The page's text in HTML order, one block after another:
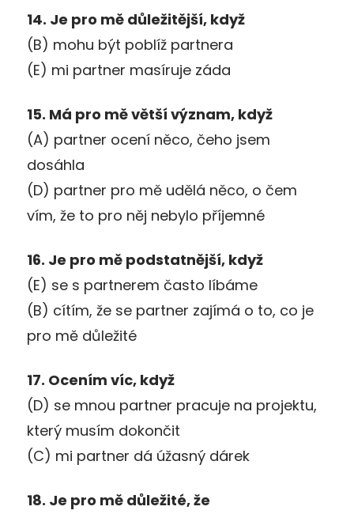
14. Je pro mě důležitější, když
(B) mohu být poblíž partnera
(E) mi partner masíruje záda
15. Má pro mě větší význam, když
(A) partner ocení něco, čeho jsem
dosáhla
(D) partner pro mě udělá něco, o čem
vím, že to pro něj nebylo příjemné
16. Je pro mě podstatnější, když
(E) se s partnerem často líbáme
(B) cítím, že se partner zajímá o to, co je
pro mě důležité
17. Ocením víc, když
(D) se mnou partner pracuje na projektu,
který musím dokončit
(C) mi partner dá úžasný dárek
18. Je pro mě důležité, že